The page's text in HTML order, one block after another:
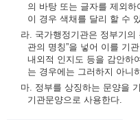
의 바탕 또는 글자를 제외하
이 경우 색채를 달리 할 수
라. 국가행정기관은 정부기의
관의 명칭”을 넣어 이를 기
내외적 인지도 등을 감안하
는 경우에는 그러하지 아니
마. 정부를 상징하는 문양을
기관문양으로 사용한다.